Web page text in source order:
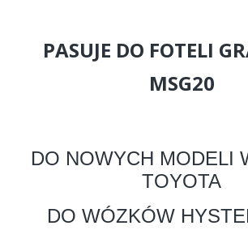
PASUJE DO FOTELI
MSG20
DO NOWYCH MODELI
TOYOTA
DO WÓZKÓW